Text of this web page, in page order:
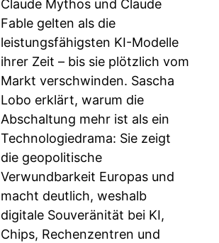
Claude Mythos und Claude
Fable gelten als die
leistungsfähigsten KI-Modelle
ihrer Zeit – bis sie plötzlich vom
Markt verschwinden. Sascha
Lobo erklärt, warum die
Abschaltung mehr ist als ein
Technologiedrama: Sie zeigt
die geopolitische
Verwundbarkeit Europas und
macht deutlich, weshalb
digitale Souveränität bei KI,
Chips, Rechenzentren und